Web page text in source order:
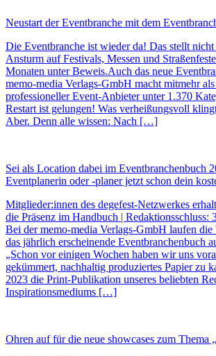
Neustart der Eventbranche mit dem
Die Eventbranche ist wieder da! Das stellt
Ansturm auf Festivals, Messen und
Monaten unter Beweis.Auch das neue
memo-media Verlags-GmbH macht mitmehr
professioneller Event-Anbieter unter 1.370
Restart ist gelungen! Was verheißungsvoll
Aber. Denn alle wissen: Nach […]
Sei als Location dabei im Eventbranchenbuch
Eventplanerin oder -planer jetzt schon dein
Mitglieder:innen des degefest-Netzwerkes
die Präsenz im Handbuch | Redaktionsschluss:
Bei der memo-media Verlags-GmbH laufen
das jährlich erscheinende Eventbranchenbuch
„Schon vor einigen Wochen haben wir uns
gekümmert, nachhaltig produziertes Papier zu
2023 die Print-Publikation unseres beliebten
Inspirationsmediums […]
Ohren auf für die neue showcases zum Thema